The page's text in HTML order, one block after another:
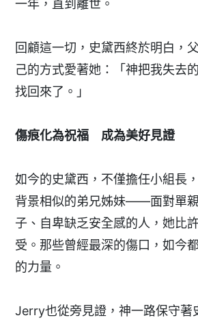
一年，直到離世。
回顧這一切，史黛西終於明白，
己的方式愛著她：「神把我失去
找回來了。」
傷痕化為祝福 成為美好見證
如今的史黛西，不僅擔任小組長
背景相似的弟兄姊妹——面對單
子、自卑缺乏安全感的人，她比
受。那些曾經最深的傷口，如今
的力量。
Jerry也從旁見證，神一路保守著